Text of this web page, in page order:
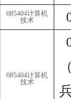
085404计算机
技术
085404计算机
技术